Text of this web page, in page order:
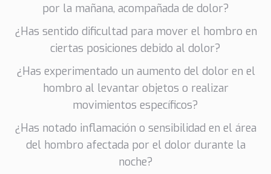
por la mañana, acompañada de dolor?
¿Has sentido dificultad para mover el hombro en
ciertas posiciones debido al dolor?
¿Has experimentado un aumento del dolor en el
hombro al levantar objetos o realizar
movimientos específicos?
¿Has notado inflamación o sensibilidad en el área
del hombro afectada por el dolor durante la
noche?